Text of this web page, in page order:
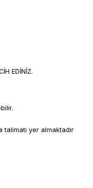
EDİNİZ.
talimatı yer almaktadır